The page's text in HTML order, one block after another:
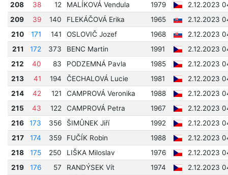
208
38 12 MALÍKOVÁ Vendula 1979
2.12.2023
209
39 140 FLEKÁČOVÁ Erika 1965
2.12.2023
210
171 141 OSLOVIČ Jozef 1968
2.12.2023
211
172 373 BENC Martin 1991
2.12.2023
212
40 83 PODZEMNÁ Pavla 1985
2.12.2023
213
41 194 ČECHALOVÁ Lucie 1981
2.12.2023
214
42 121 CAMPROVÁ Veronika 1988
2.12.2023
215
43 122 CAMPROVÁ Petra 1967
2.12.2023
216
173 356 ŠIMŮNEK Jiří 1992
2.12.2023
217
174 359 FUČÍK Robin 1988
2.12.2023
218
175 250 LIŠKA Miloslav 1976
2.12.2023
219
176 57 RANDÝSEK Vít 1974
2.12.2023